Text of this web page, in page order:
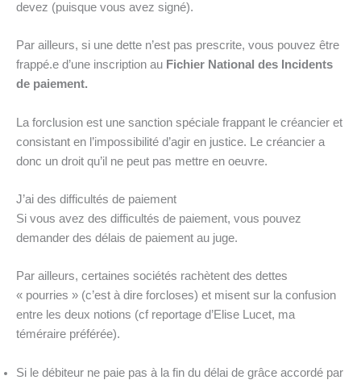
devez (puisque vous avez signé).
Par ailleurs, si une dette n’est pas prescrite, vous pouvez être
frappé.e d’une inscription au Fichier National des Incidents
de paiement.
La forclusion est une sanction spéciale frappant le créancier et
consistant en l’impossibilité d’agir en justice. Le créancier a
donc un droit qu’il ne peut pas mettre en oeuvre.
J’ai des difficultés de paiement
Si vous avez des difficultés de paiement, vous pouvez
demander des délais de paiement au juge.
Par ailleurs, certaines sociétés rachètent des dettes
« pourries » (c’est à dire forcloses) et misent sur la confusion
entre les deux notions (cf reportage d’Elise Lucet, ma
téméraire préférée).
Si le débiteur ne paie pas à la fin du délai de grâce accordé par